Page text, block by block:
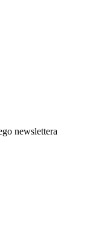
newslettera